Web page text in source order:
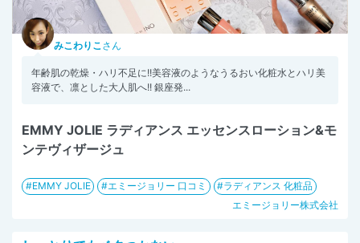
みこわりこ さん
年齢肌の乾燥・ハリ不足に!!美容液のようなうるおい化粧水とハリ美
容液で、凛とした大人肌へ!! 銀座発...
EMMY JOLIE ラディアンス エッセンスローション&モ
ンテヴィザージュ
EMMY JOLIE エミージョリー 口コミ
ラディアンス 化粧品
エミージョリー株式会社